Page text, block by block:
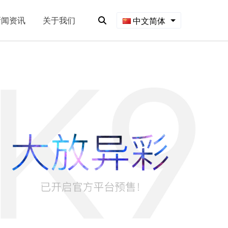
资讯 关于我们 中文简体